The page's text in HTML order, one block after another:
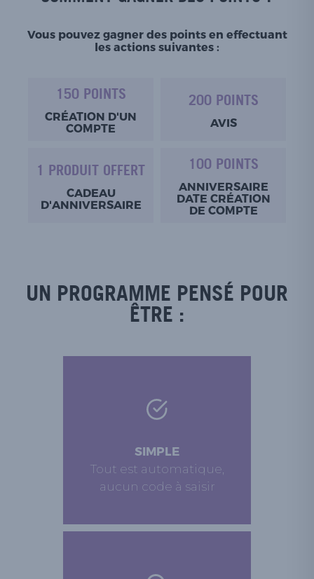
Vous pouvez gagner des points en effectuant
les actions suivantes :
150 POINTS
CRÉATION D'UN
COMPTE
200 POINTS
AVIS
1 PRODUIT OFFERT
CADEAU
D'ANNIVERSAIRE
100 POINTS
ANNIVERSAIRE
DATE CRÉATION
DE COMPTE
UN PROGRAMME PENSÉ POUR
ÊTRE :
SIMPLE
Tout est automatique,
aucun code à saisir